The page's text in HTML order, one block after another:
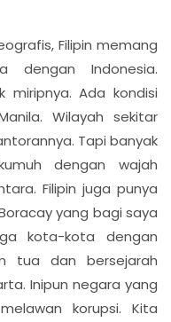
Filipin memang
dengan Indonesia.
miripnya. Ada kondisi
Wilayah sekitar
Tapi banyak
dengan wajah
Filipin juga punya
yang bagi saya
kota-kota dengan
tua dan bersejarah
Inipun negara yang
korupsi. Kita